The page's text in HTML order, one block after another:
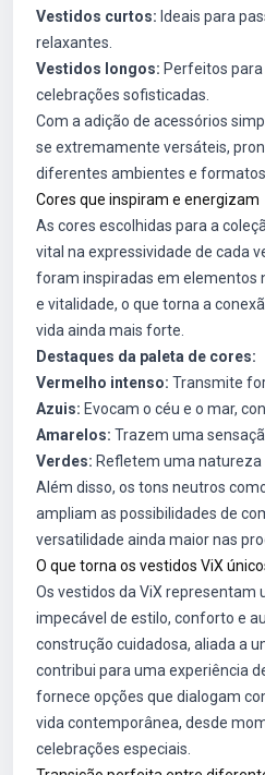
Vestidos curtos: Ideais para
relaxantes.
Vestidos longos: Perfeitos
celebrações sofisticadas.
Com a adição de acessórios
se extremamente versáteis,
diferentes ambientes e formatos
Cores que inspiram e energizam
As cores escolhidas para a
vital na expressividade de cada
foram inspiradas em elementos
e vitalidade, o que torna a
vida ainda mais forte.
Destaques da paleta de cores:
Vermelho intenso: Transmite
Azuis: Evocam o céu e o mar,
Amarelos: Trazem uma
Verdes: Refletem uma natureza
Além disso, os tons neutros
ampliam as possibilidades de
versatilidade ainda maior nas
O que torna os vestidos ViX
Os vestidos da ViX representam
impecável de estilo, conforto e
construção cuidadosa, aliada a
contribui para uma experiência
fornece opções que dialogam
vida contemporânea, desde
celebrações especiais.